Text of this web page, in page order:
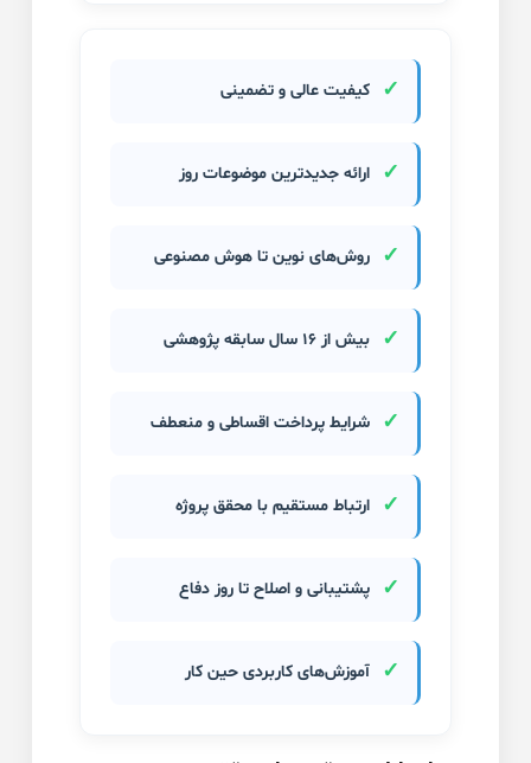
✓ کیفیت عالی و تضمینی
✓ ارائه جدیدترین موضوعات روز
✓ روش‌های نوین تا هوش مصنوعی
✓ بیش از ۱۶ سال سابقه پژوهشی
✓ شرایط پرداخت اقساطی و منعطف
✓ ارتباط مستقیم با محقق پروژه
✓ پشتیبانی و اصلاح تا روز دفاع
✓ آموزش‌های کاربردی حین کار